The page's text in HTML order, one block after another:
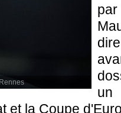
un
et la Coupe